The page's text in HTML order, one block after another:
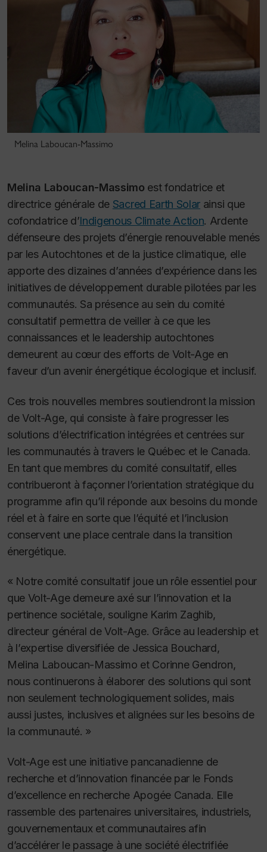
Melina Laboucan-Massimo
Melina Laboucan-Massimo est fondatrice et
directrice générale de Sacred Earth Solar ainsi que
cofondatrice d’Indigenous Climate Action. Ardente
défenseure des projets d’énergie renouvelable menés
par les Autochtones et de la justice climatique, elle
apporte des dizaines d’années d’expérience dans les
initiatives de développement durable pilotées par les
communautés. Sa présence au sein du comité
consultatif permettra de veiller à ce que les
connaissances et le leadership autochtones
demeurent au cœur des efforts de Volt-Age en
faveur d’un avenir énergétique écologique et inclusif.
Ces trois nouvelles membres soutiendront la mission
de Volt-Age, qui consiste à faire progresser les
solutions d’électrification intégrées et centrées sur
les communautés à travers le Québec et le Canada.
En tant que membres du comité consultatif, elles
contribueront à façonner l’orientation stratégique du
programme afin qu’il réponde aux besoins du monde
réel et à faire en sorte que l’équité et l’inclusion
conservent une place centrale dans la transition
énergétique.
« Notre comité consultatif joue un rôle essentiel pour
que Volt-Age demeure axé sur l’innovation et la
pertinence sociétale, souligne Karim Zaghib,
directeur général de Volt-Age. Grâce au leadership et
à l’expertise diversifiée de Jessica Bouchard,
Melina Laboucan-Massimo et Corinne Gendron,
nous continuerons à élaborer des solutions qui sont
non seulement technologiquement solides, mais
aussi justes, inclusives et alignées sur les besoins de
la communauté. »
Volt-Age est une initiative pancanadienne de
recherche et d’innovation financée par le Fonds
d’excellence en recherche Apogée Canada. Elle
rassemble des partenaires universitaires, industriels,
gouvernementaux et communautaires afin
d’accélérer le passage à une société électrifiée